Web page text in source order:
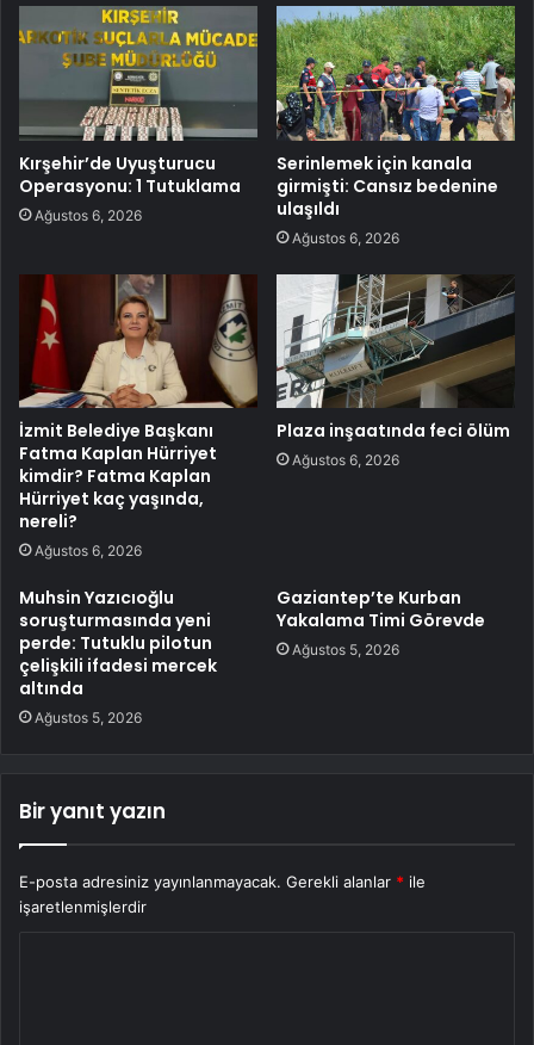
Kırşehir’de Uyuşturucu
Operasyonu: 1 Tutuklama
Ağustos 6, 2026
Serinlemek için kanala
girmişti: Cansız bedenine
ulaşıldı
Ağustos 6, 2026
İzmit Belediye Başkanı
Fatma Kaplan Hürriyet
kimdir? Fatma Kaplan
Hürriyet kaç yaşında,
nereli?
Ağustos 6, 2026
Plaza inşaatında feci ölüm
Ağustos 6, 2026
Muhsin Yazıcıoğlu
soruşturmasında yeni
perde: Tutuklu pilotun
çelişkili ifadesi mercek
altında
Ağustos 5, 2026
Gaziantep’te Kurban
Yakalama Timi Görevde
Ağustos 5, 2026
Bir yanıt yazın
E-posta adresiniz yayınlanmayacak. Gerekli alanlar * ile
işaretlenmişlerdir